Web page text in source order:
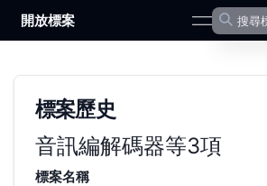
開放標案 open
標案歷史
音訊編解碼器等3項
標案名稱